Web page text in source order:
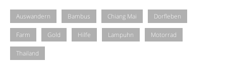
Auswandern Bambus Chiang Mai Dorfleben
Farm Gold Hilfe Lampuhn Motorrad
Thailand